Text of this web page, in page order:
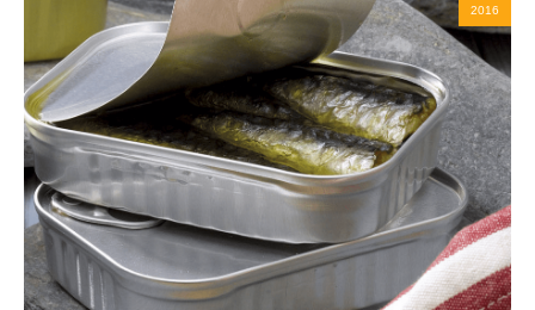
2016